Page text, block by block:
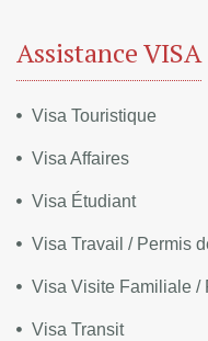
Assistance VISA
Visa Touristique
Visa Affaires
Visa Étudiant
Visa Travail / Permis
Visa Visite Familiale /
Visa Transit